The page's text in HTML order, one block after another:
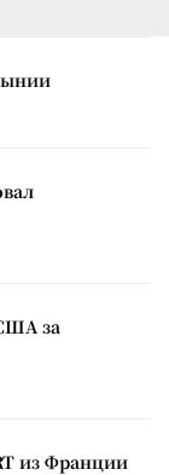
за
из Франции